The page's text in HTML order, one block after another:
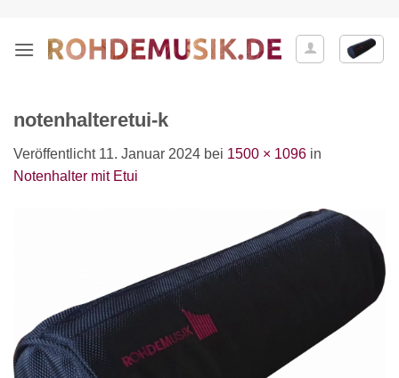
springen
notenhalteretui-k
Veröffentlicht 11. Januar 2024 bei 1500 × 1096 in
Notenhalter mit Etui